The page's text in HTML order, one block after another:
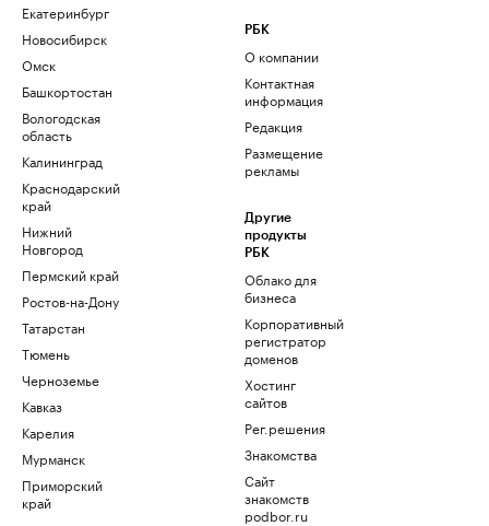
Екатеринбург
Новосибирск
Омск
Башкортостан
Вологодская
область
Калининград
Краснодарский
край
Нижний
Новгород
Пермский край
Ростов-на-Дону
Татарстан
Тюмень
Черноземье
Кавказ
Карелия
Мурманск
Приморский
край
РБК
О компании
Контактная
информация
Редакция
Размещение
рекламы
Другие
продукты
РБК
Облако для
бизнеса
Корпоративный
регистратор
доменов
Хостинг
сайтов
Рег.решения
Знакомства
Сайт
знакомств
podbor.ru